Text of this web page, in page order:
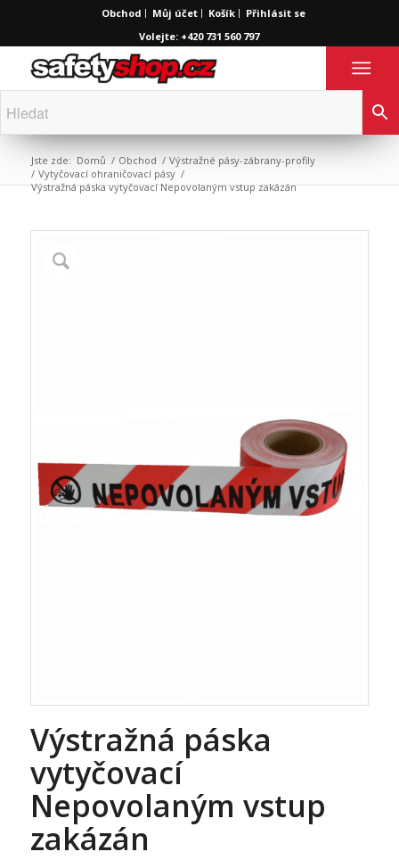
Obchod Můj účet Košík
Přihlásit se
Volejte: +420 731 560 797
Jste zde: Domů / Obchod / Výstražné pásy-zábrany-profily
/ Vytyčovací ohraničovací pásy /
Výstražná páska vytyčovací Nepovolaným vstup zakázán
Výstražná páska
vytyčovací
Nepovolaným vstup
zakázán